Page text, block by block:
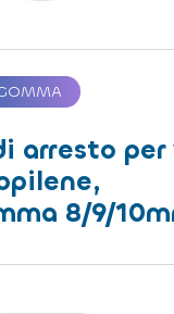
arresto
8/9/